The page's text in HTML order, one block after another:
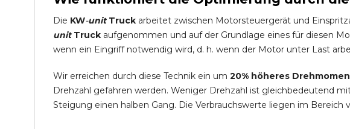
Die KW-unit Truck arbeitet zwischen Motorsteuergerät und
unit Truck aufgenommen und auf der Grundlage eines für diesen
wenn ein Eingriff notwendig wird, d. h. wenn der Motor unter Last
Wir erreichen durch diese Technik ein um 20% höheres
Drehzahl gefahren werden. Weniger Drehzahl ist gleichbedeutend
Steigung einen halben Gang. Die Verbrauchswerte liegen im Bereich